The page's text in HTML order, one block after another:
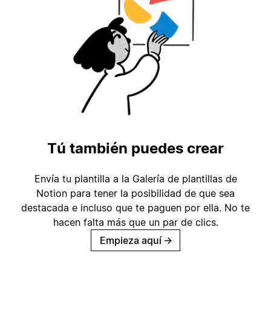
Tú también puedes crear
Envía tu plantilla a la Galería de plantillas de
Notion para tener la posibilidad de que sea
destacada e incluso que te paguen por ella. No te
hacen falta más que un par de clics.
Empieza aquí →